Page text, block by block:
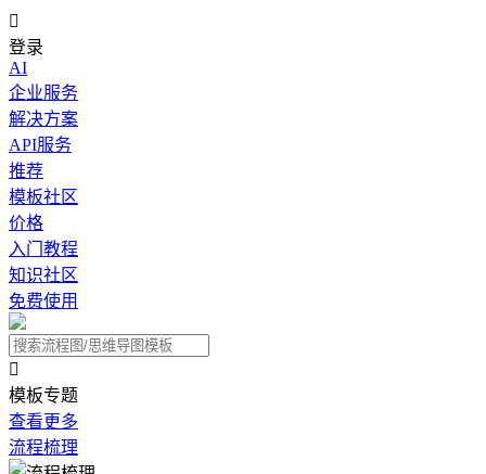

登录
AI
企业服务
解决方案
API服务
推荐
模板社区
价格
入门教程
知识社区
免费使用

模板专题
查看更多
流程梳理